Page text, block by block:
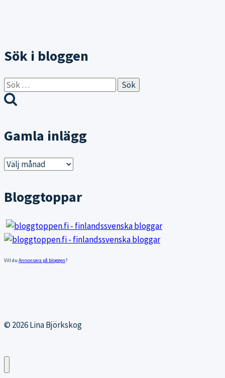
Sök i bloggen
Sök
efter:
Gamla inlägg
Gamla
Bloggtoppar
Vill du Annonsera på bloggen?
© 2026 Lina Björkskog